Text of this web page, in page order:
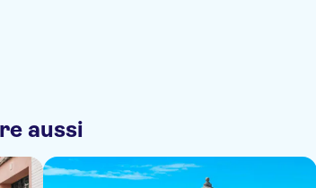
aussi